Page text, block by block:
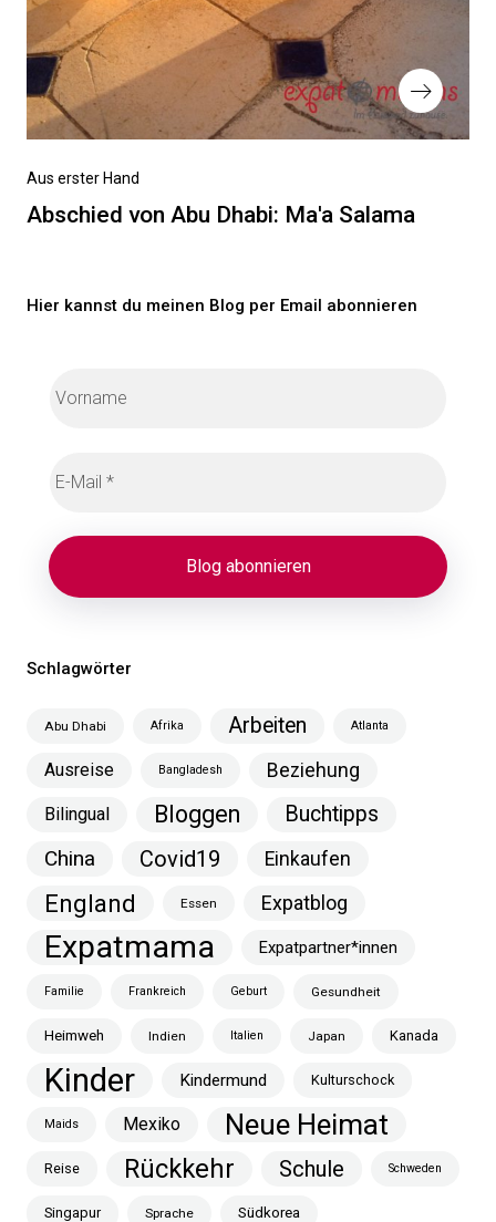
Nächster
Beitrag
Aus erster Hand
Abschied von Abu Dhabi: Ma'a Salama
Hier kannst du meinen Blog per Email abonnieren
Schlagwörter
Abu Dhabi Afrika Arbeiten Atlanta
Ausreise Bangladesh Beziehung
Bilingual Bloggen
Buchtipps
China
Covid19 Einkaufen
England Essen Expatblog
Expatmama Expatpartner*innen
Familie Frankreich Geburt Gesundheit
Heimweh Indien Italien Japan Kanada
Kinder Kindermund Kulturschock
Maids Mexiko Neue Heimat
Reise Rückkehr Schule Schweden
Singapur Sprache Südkorea